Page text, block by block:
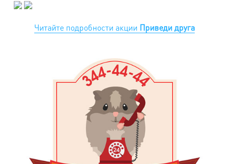
Читайте подробности акции Приведи друга